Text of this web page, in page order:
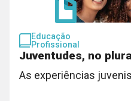
Educação
Profissional
Juventudes, no
As experiências